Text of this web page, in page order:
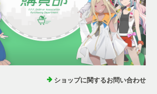
ショップに関するお問い合わせ